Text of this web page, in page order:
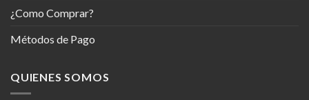
¿Como Comprar?
Métodos de Pago
QUIENES SOMOS